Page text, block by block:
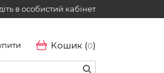
в особистий кабінет
Кошик (0)